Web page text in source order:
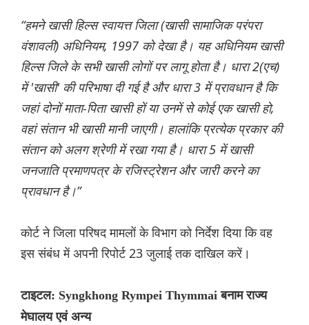
“हमने खासी हिल्स स्वायत्त जिला (खासी सामाजिक परंपरा
वंशावली) अधिनियम, 1997 को देखा है। यह अधिनियम खासी
हिल्स जिले के सभी खासी लोगों पर लागू होता है। धारा 2(एच)
में 'खासी' की परिभाषा दी गई है और धारा 3 में प्रावधान है कि
जहां दोनों माता-पिता खासी हों या उनमें से कोई एक खासी हो,
वहां संतान भी खासी मानी जाएगी। हालांकि प्रत्येक प्रकार की
संतान को अलग श्रेणी में रखा गया है। धारा 5 में खासी
जनजाति प्रमाणपत्र के रजिस्ट्रेशन और जारी करने का
प्रावधान है।”
कोर्ट ने जिला परिषद मामलों के विभाग को निर्देश दिया कि वह
इस संबंध में अपनी रिपोर्ट 23 जुलाई तक दाखिल करें।
टाइटल: Syngkhong Rympei Thymmai बनाम राज्य
मेघालय एवं अन्य